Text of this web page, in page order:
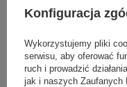
.Guma Abu Garcia McPike
Real Roach | 2 szt.
Konfiguracja
Wykorzystujemy pliki
serwisu, aby oferować
ruch i prowadzić
jak i naszych Zaufanych